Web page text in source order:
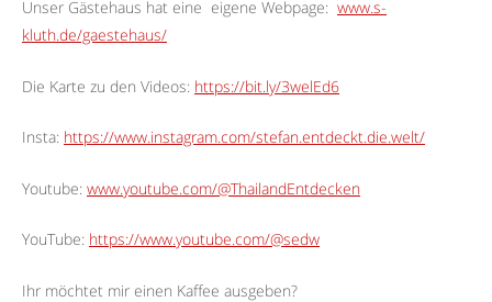
Unser Gästehaus hat eine eigene Webpage: www.s-
kluth.de/gaestehaus/
Die Karte zu den Videos: https://bit.ly/3welEd6
Insta: https://www.instagram.com/stefan.entdeckt.die.welt/
Youtube: www.youtube.com/@ThailandEntdecken
YouTube: https://www.youtube.com/@sedw
Ihr möchtet mir einen Kaffee ausgeben?